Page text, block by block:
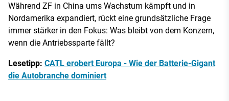
Während ZF in China ums Wachstum kämpft und in
Nordamerika expandiert, rückt eine grundsätzliche Frage
immer stärker in den Fokus: Was bleibt von dem Konzern,
wenn die Antriebssparte fällt?
Lesetipp: CATL erobert Europa - Wie der Batterie-Gigant
die Autobranche dominiert